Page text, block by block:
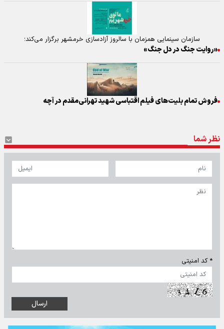
سازمان سینمایی همزمان با سالروز آزادسازی خرمشهر برگزار می‌کند؛
«روایت جنگ در دل جنگ»
فروش تمام بلیت‌های فیلم اقتباسی شهید تهرانی‌مقدم در آچه
نظر شما
* کد امنیتی